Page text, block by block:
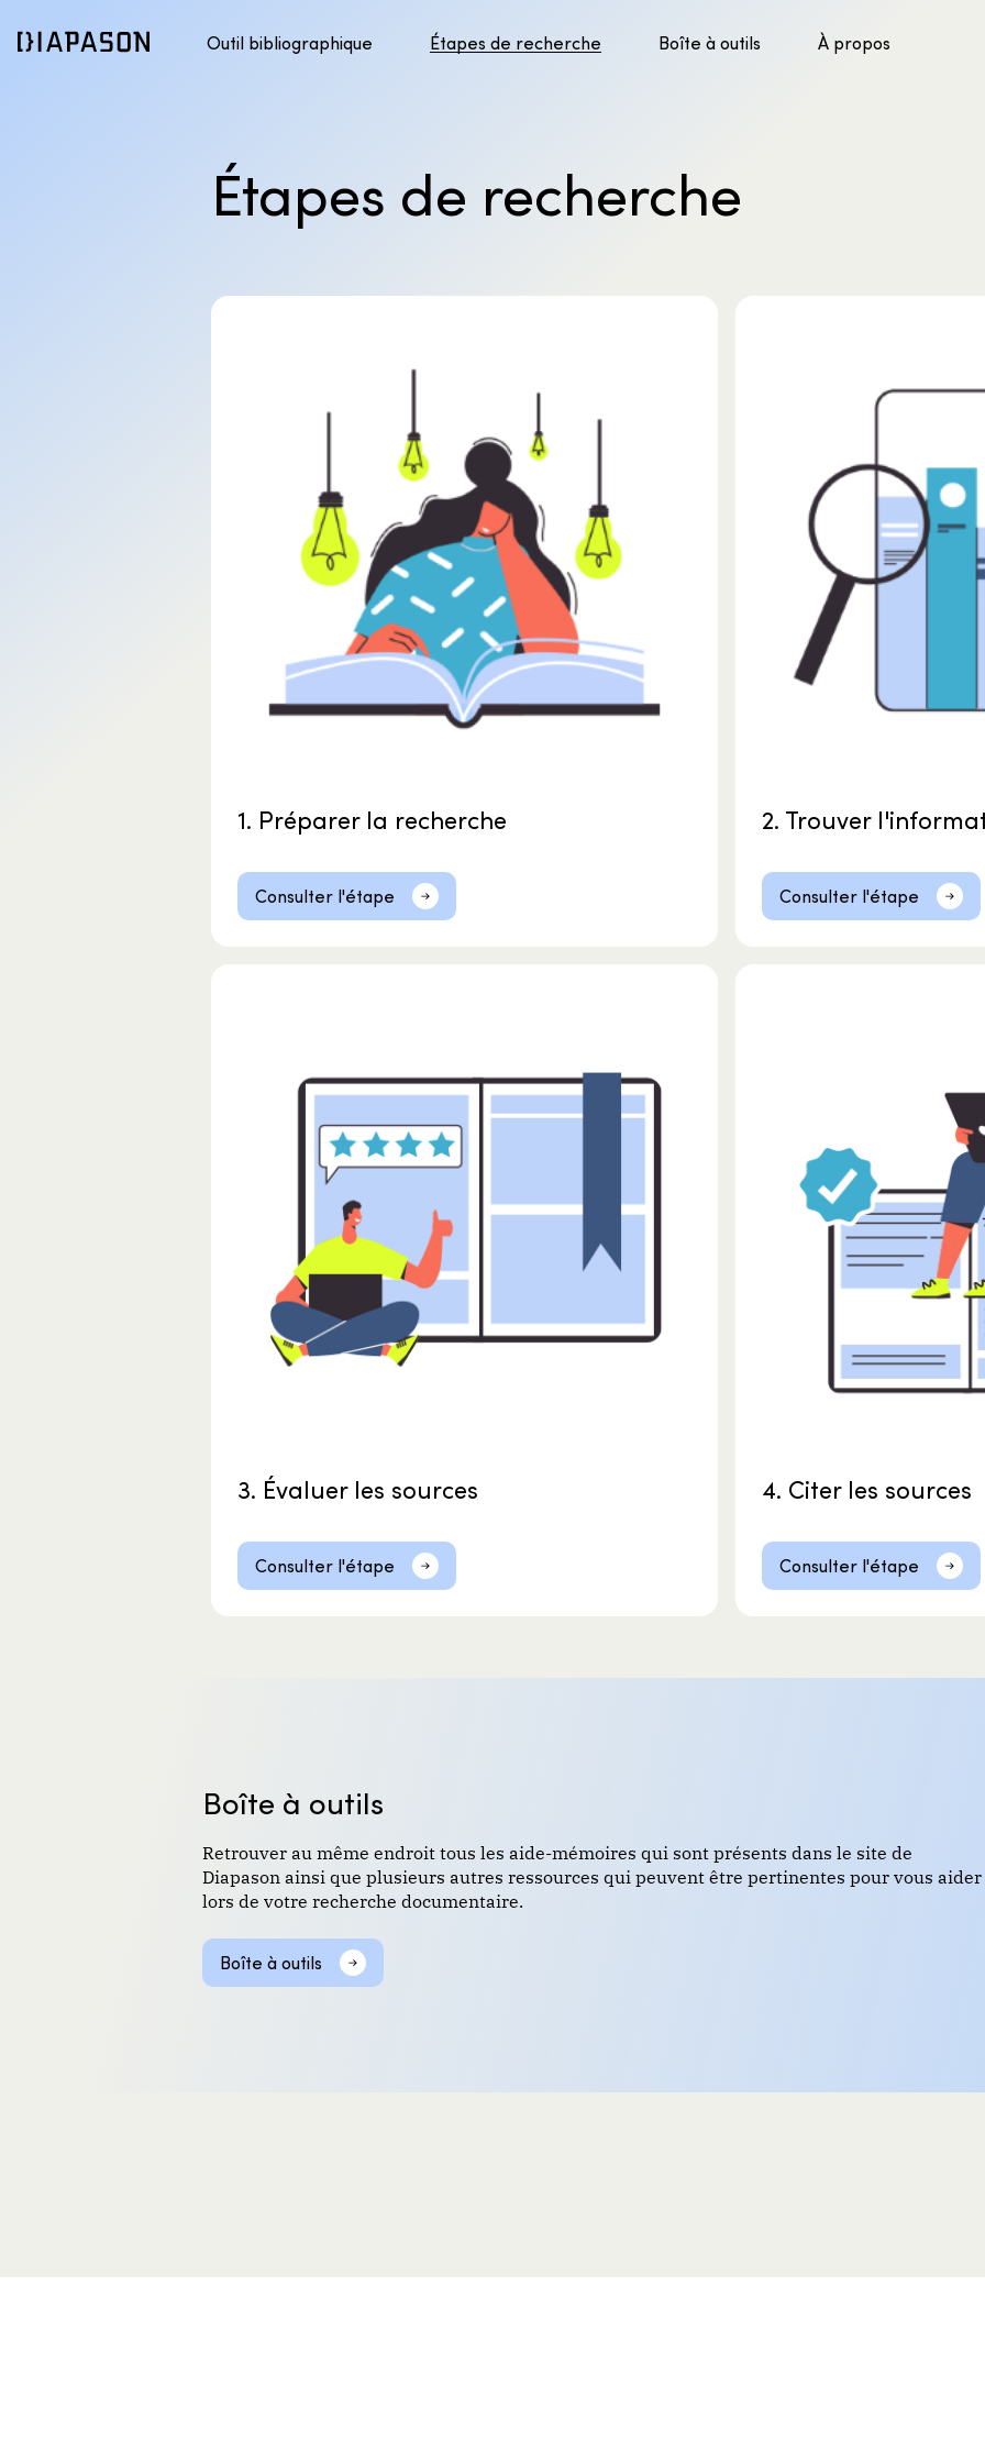
Outil bibliographique Étapes de recherche
3. Évaluer les sources
4. Citer les sources
Boîte à outils À propos
Étapes de recherche
1. Préparer la recherche
Consulter l'étape
2. Trouver
Consulter l'étape
3. Évaluer les sources
Consulter l'étape
4. Citer les sources
Consulter l'étape
Boîte à outils
Retrouver au même endroit tous les aide-mémoires qui sont présents dans le site de
Diapason ainsi que plusieurs autres ressources qui peuvent être pertinentes pour vous aider
lors de votre recherche documentaire.
Boîte à outils